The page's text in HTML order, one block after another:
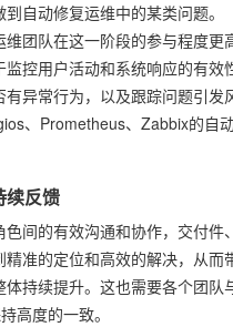
自动修复运维中的某类问题。
维团队在这一阶段的参与程度更
监控用户活动和系统响应的有效
有异常行为，以及跟踪问题引发
、Prometheus、Zabbix的自
续反馈
间的有效沟通和协作，交付件
准的定位和高效的解决，从而
体持续提升。这也需要各个团队
高度的一致。